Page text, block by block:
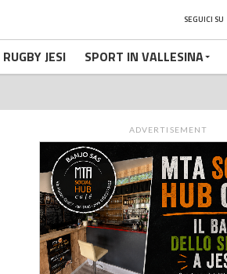
SEGUICI SU
RUGBY JESI SPORT IN VALLESINA
ADVERTISEMENT